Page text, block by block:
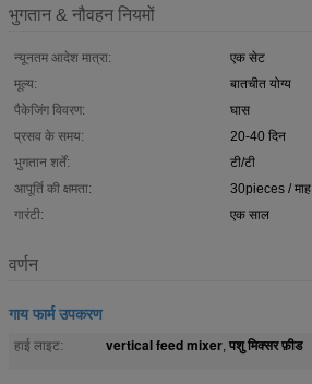
भुगतान & नौवहन नियमों
न्यूनतम आदेश मात्रा:
एक सेट
मूल्य:
बातचीत योग्य
पैकेजिंग विवरण:
घास
प्रसव के समय:
20-40 दिन
भुगतान शर्तें:
टी/टी
आपूर्ति की क्षमता:
30pieces / माह
गारंटी:
एक साल
वर्णन
गाय फार्म उपकरण
हाई लाइट: vertical feed mixer, पशु मिक्सर फ़ीड